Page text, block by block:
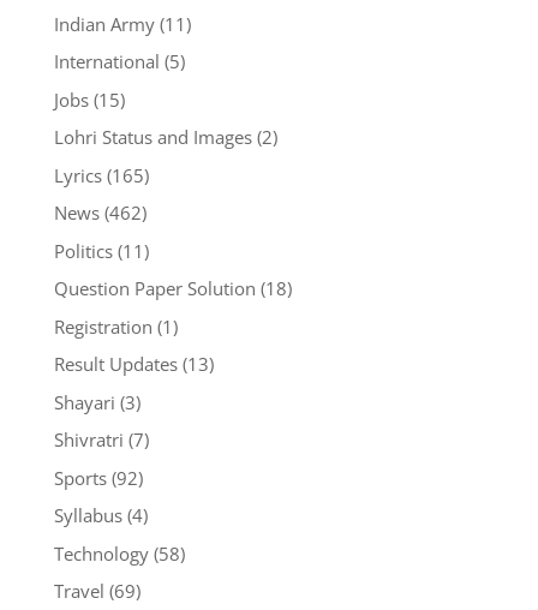
Indian Army(11)
International (5)
Jobs(15)
Lohri Status and Images(2)
Lyrics(165)
News(462)
Politics(11)
Question Paper Solution (18)
Registration (1)
Result Updates(13)
Shayari (3)
Shivratri (7)
Sports(92)
Syllabus(4)
Technology(58)
Travel (69)